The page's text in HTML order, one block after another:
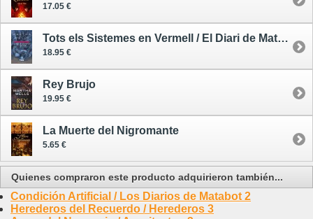
17.05 €
Tots els Sistemes en Vermell / El Diari de Matabot 1
18.95 €
Rey Brujo
19.95 €
La Muerte del Nigromante
5.65 €
Quienes compraron este producto adquirieron también...
Condición Artificial / Los Diarios de Matabot 2
Herederos del Recuerdo / Herederos 3